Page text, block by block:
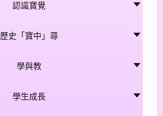
認識寶覺
歷史「寶中」尋
學與教
學生成長